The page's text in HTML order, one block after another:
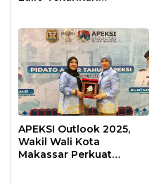
APEKSI Outlook 2025,
Wakil Wali Kota
Makassar Perkuat